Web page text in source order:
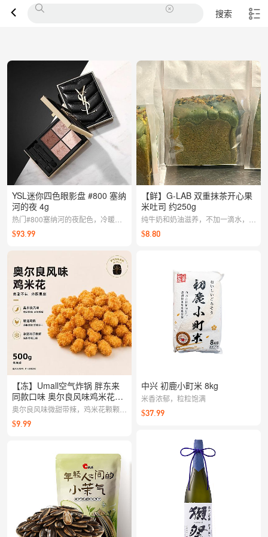
搜索
YSL迷你四色眼影盘 #800 塞纳
河的夜 4g
热门#800塞纳河的夜配色，冷暖平
衡的四色搭配，细腻粉质易晕染；迷
你尺寸随身带，日常到晚宴一盘搞
定。
$93.99
【冻】Umall空气炸锅 胖东来
同款口味 奥尔良风味鸡米花
500g
奥尔良风味微甜带辣，鸡米花颗颗多
汁不腻。空气炸锅一键出餐，追剧聚
会都很搭。
$9.99
【鲜】G-LAB 双重抹茶开心果
米吐司 约250g
纯牛奶和奶油滋养，不加一滴水，独
创大米生吐司
$8.80
中兴 初鹿小町米 8kg
米香浓郁，粒粒饱满
$37.99